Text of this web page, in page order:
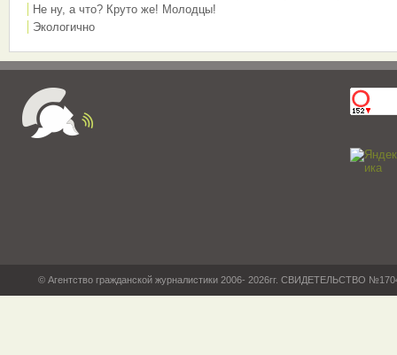
Не ну, а что? Круто же! Молодцы!
Экологично
© Агентство гражданской журналистики 2006- 2026гг. СВИДЕТЕЛЬСТВО